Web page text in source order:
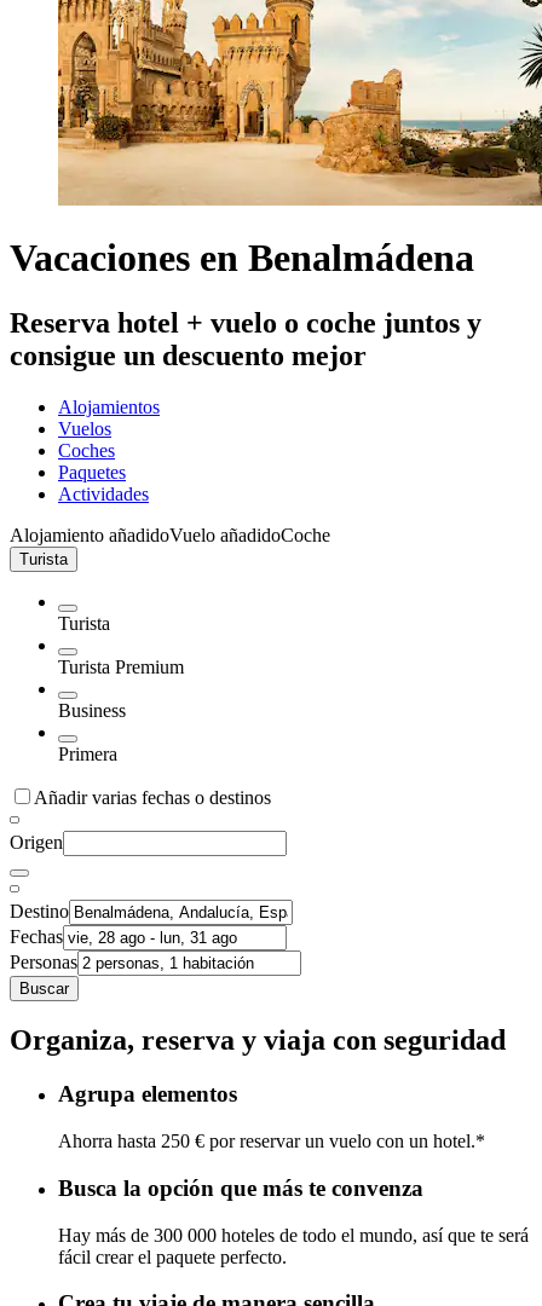
Vacaciones en Benalmádena
Reserva hotel + vuelo o coche juntos y
consigue un descuento mejor
Alojamientos
Vuelos
Coches
Paquetes
Actividades
Alojamiento añadidoVuelo añadidoCoche
Turista
Turista
Turista Premium
Business
Primera
Añadir varias fechas o destinos
Origen
Destino
Fechas
Personas
Buscar
Organiza, reserva y viaja con seguridad
Agrupa elementos
Ahorra hasta 250 € por reservar un vuelo con un hotel.*
Busca la opción que más te convenza
Hay más de 300 000 hoteles de todo el mundo, así que te será
fácil crear el paquete perfecto.